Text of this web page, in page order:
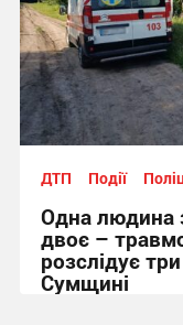
ДТП Події
Одна людина
двоє –
розслідує
Сумщині